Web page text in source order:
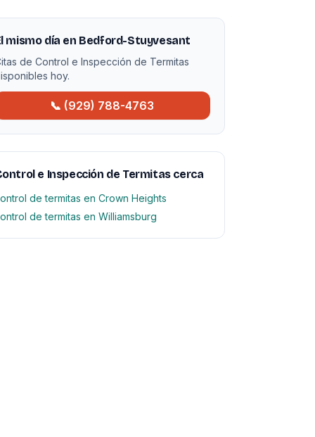
mismo día en Bedford-Stuyvesant
de Control e Inspección de Termitas
hoy.
📞 (929) 788-4763
e Inspección de Termitas cerca
de termitas en Crown Heights
de termitas en Williamsburg